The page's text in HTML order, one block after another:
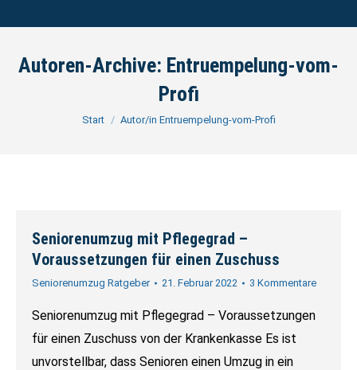
Autoren-Archive: Entruempelung-vom-
Profi
Sie befinden sich hier:
Start Autor/in Entruempelung-vom-Profi
Seniorenumzug mit Pflegegrad –
Voraussetzungen für einen Zuschuss
Seniorenumzug Ratgeber 21. Februar 2022 3 Kommentare
Seniorenumzug mit Pflegegrad – Voraussetzungen
für einen Zuschuss von der Krankenkasse Es ist
unvorstellbar, dass Senioren einen Umzug in ein